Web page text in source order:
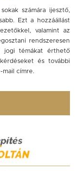
számára ijesztő,
Ezt a hozzáállást
valamint az
rendszeresen
jogi témákat érthető
és további
mail címre.